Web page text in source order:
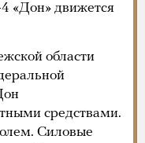
«Дон» движется
области
средствами.
Силовые